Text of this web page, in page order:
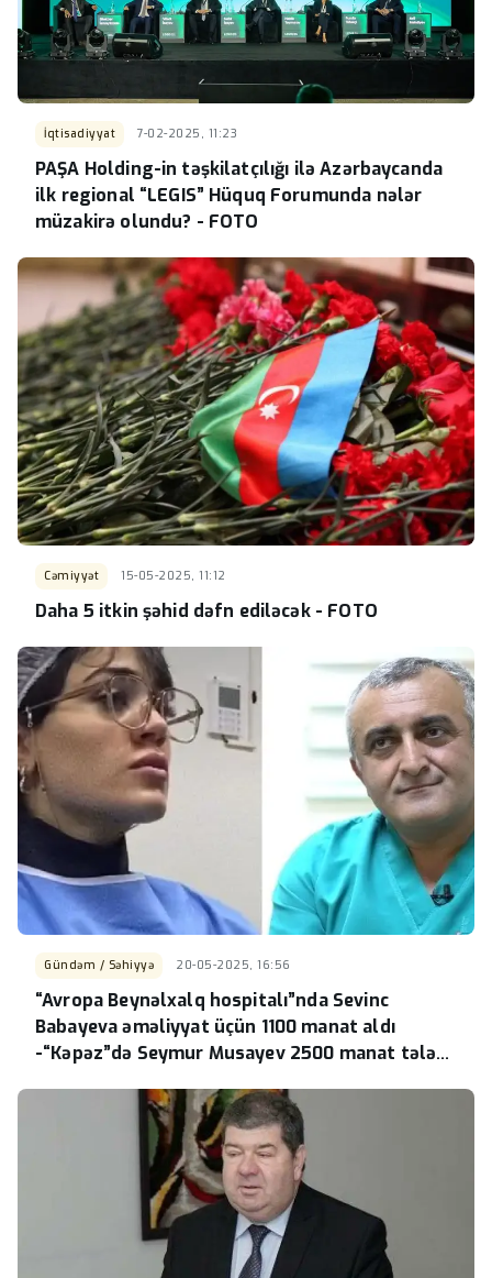
İqtisadiyyat 7-02-2025, 11:23
PAŞA Holding-in təşkilatçılığı ilə Azərbaycanda
ilk regional “LEGIS” Hüquq Forumunda nələr
müzakirə olundu? - FOTO
Cəmiyyət 15-05-2025, 11:12
Daha 5 itkin şəhid dəfn ediləcək - FOTO
Gündəm / Səhiyyə 20-05-2025, 16:56
“Avropa Beynəlxalq hospitalı”nda Sevinc
Babayeva əməliyyat üçün 1100 manat aldı
-“Kəpəz”də Seymur Musayev 2500 manat tələb